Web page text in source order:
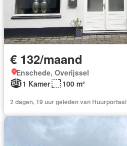
€ 132/maand
Enschede, Overijssel
1 Kamer
100 m²
2 dagen, 19 uur geleden van Huurportaal